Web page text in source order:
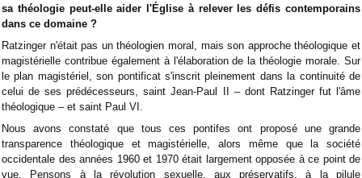
sa théologie peut-elle aider l'Église à relever les défis contemporains
dans ce domaine ?
Ratzinger n'était pas un théologien moral, mais son approche théologique et
magistérielle contribue également à l'élaboration de la théologie morale. Sur
le plan magistériel, son pontificat s'inscrit pleinement dans la continuité de
celui de ses prédécesseurs, saint Jean-Paul II – dont Ratzinger fut l'âme
théologique – et saint Paul VI.
Nous avons constaté que tous ces pontifes ont proposé une grande
transparence théologique et magistérielle, alors même que la société
occidentale des années 1960 et 1970 était largement opposée à ce point de
vue. Pensons à la révolution sexuelle, aux préservatifs, à la pilule